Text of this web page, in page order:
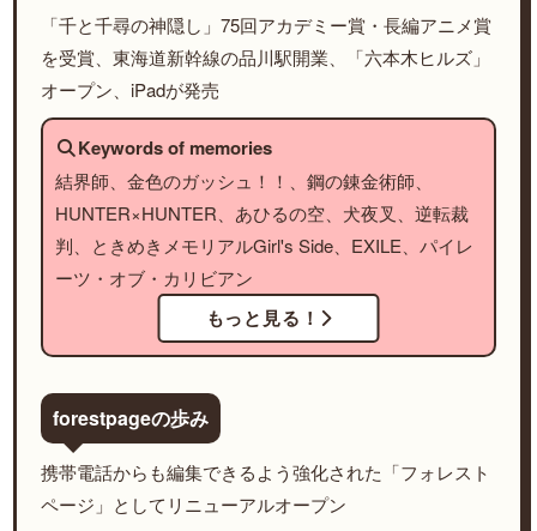
「千と千尋の神隠し」75回アカデミー賞・長編アニメ賞
を受賞、東海道新幹線の品川駅開業、「六本木ヒルズ」
オープン、iPadが発売
Keywords of memories
結界師、金色のガッシュ！！、鋼の錬金術師、
HUNTER×HUNTER、あひるの空、犬夜叉、逆転裁
判、ときめきメモリアルGirl's Side、EXILE、パイレ
ーツ・オブ・カリビアン
もっと見る！
forestpageの歩み
携帯電話からも編集できるよう強化された「フォレスト
ページ」としてリニューアルオープン